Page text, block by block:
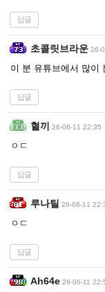
답글
초콜릿브라운 26-
이 분 유튜브에서 많이
답글
혈끼 26-06-11 22:35
ㅇㄷ
답글
루나틸 26-06-11
ㅇㄷ
답글
Ah64e 26-06-11